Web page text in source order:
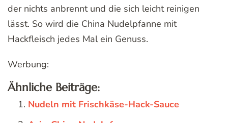
der nichts anbrennt und die sich leicht reinigen
lässt. So wird die China Nudelpfanne mit
Hackfleisch jedes Mal ein Genuss.
Werbung:
Ähnliche Beiträge:
Nudeln mit Frischkäse-Hack-Sauce